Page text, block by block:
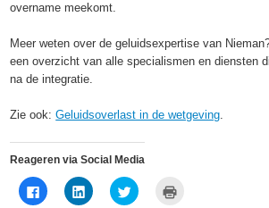
overname meekomt.
Meer weten over de geluidsexpertise van
een overzicht van alle specialismen en diensten
na de integratie.
Zie ook:Geluidsoverlast in de wetgeving.
Reageren via Social Media
Klik
om
Klik
om
Klik
om